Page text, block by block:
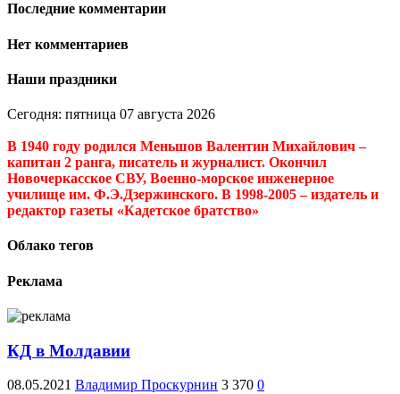
Последние комментарии
Нет комментариев
Наши праздники
Сегодня: пятница 07 августа 2026
В 1940 году родился Меньшов Валентин Михайлович –
капитан 2 ранга, писатель и журналист. Окончил
Новочеркасское СВУ, Военно-морское инженерное
училище им. Ф.Э.Дзержинского. В 1998-2005 – издатель и
редактор газеты «Кадетское братство»
Облако тегов
Реклама
КД в Молдавии
08.05.2021 Владимир Проскурнин 3 370 0